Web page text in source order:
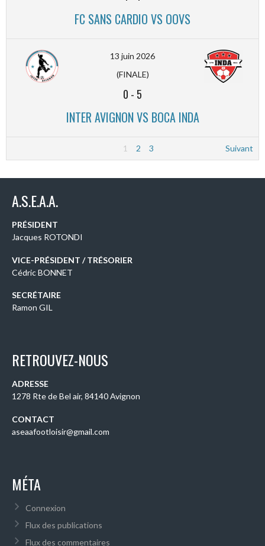
FC SANS CARDIO VS OOVS
13 juin 2026
(FINALE)
0 - 5
INTER AVIGNON VS BOCA INDA
1 2 3 Suivant
A.S.E.A.A.
PRÉSIDENT
Jacques ROTONDI
VICE-PRÉSIDENT / TRÉSORIER
Cédric BONNET
SECRÉTAIRE
Ramon GIL
RETROUVEZ-NOUS
ADRESSE
1278 Rte de Bel air, 84140 Avignon
CONTACT
aseaafootloisir@gmail.com
MÉTA
Connexion
Flux des publications
Flux des commentaires